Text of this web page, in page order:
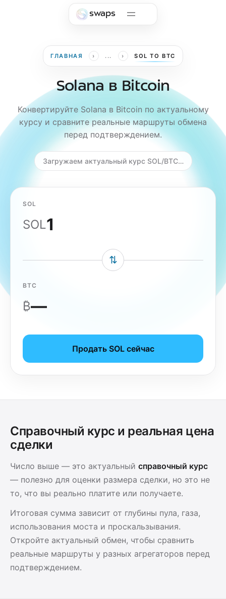
swaps
ГЛАВНАЯ › ... › SOL TO BTC
Solana в Bitcoin
Конвертируйте Solana в Bitcoin по актуальному
курсу и сравните реальные маршруты обмена
перед подтверждением.
Загружаем актуальный курс SOL/BTC…
SOL
SOL
⇅
BTC
₿—
Продать SOL сейчас
Справочный курс и реальная цена
сделки
Число выше — это актуальный справочный курс
— полезно для оценки размера сделки, но это не
то, что вы реально платите или получаете.
Итоговая сумма зависит от глубины пула, газа,
использования моста и проскальзывания.
Откройте актуальный обмен, чтобы сравнить
реальные маршруты у разных агрегаторов перед
подтверждением.